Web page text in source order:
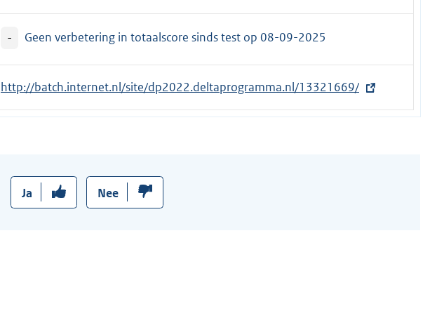
- Geen verbetering in totaalscore sinds test op 08-09-2025
E
x
http://batch.internet.nl/site/dp2022.deltaprogramma.nl/13321669/
Ja Nee